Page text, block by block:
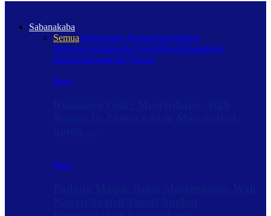
Sabanakaba
SemuaSabanakaba NagariSabanakaba
PariwaraSabanakaba PendidikanSabanakaba
RantauSabanakaba Wisata
Baru
Baru